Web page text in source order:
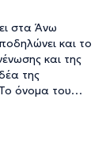
στα Άνω
και το
και της
της
όνομα του
ή περισσότερες